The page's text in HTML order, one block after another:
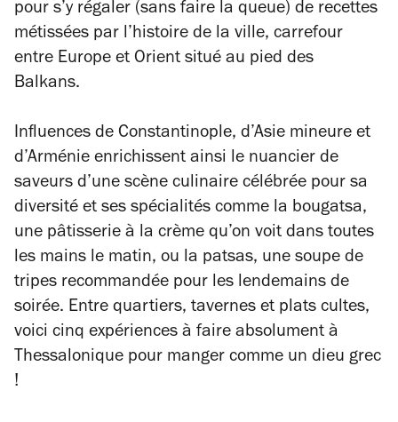
pour s’y régaler (sans faire la queue) de recettes
métissées par l’histoire de la ville, carrefour
entre Europe et Orient situé au pied des
Balkans.
Influences de Constantinople, d’Asie mineure et
d’Arménie enrichissent ainsi le nuancier de
saveurs d’une scène culinaire célébrée pour sa
diversité et ses spécialités comme la bougatsa,
une pâtisserie à la crème qu’on voit dans toutes
les mains le matin, ou la patsas, une soupe de
tripes recommandée pour les lendemains de
soirée. Entre quartiers, tavernes et plats cultes,
voici cinq expériences à faire absolument à
Thessalonique pour manger comme un dieu grec
!